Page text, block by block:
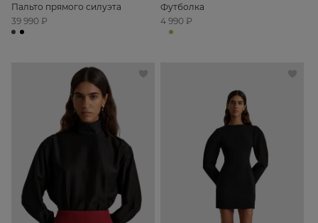
Пальто прямого силуэта
39 990 ₽
Футболка
4 990 ₽